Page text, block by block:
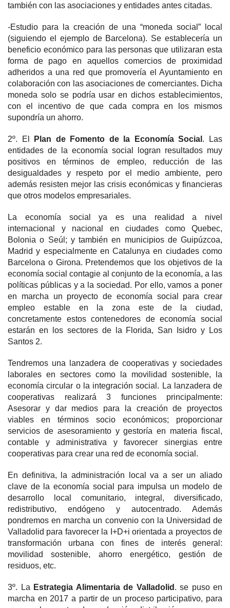
también con las asociaciones y entidades antes citadas.
-Estudio para la creación de una “moneda social” local
(siguiendo el ejemplo de Barcelona). Se establecería un
beneficio económico para las personas que utilizaran esta
forma de pago en aquellos comercios de proximidad
adheridos a una red que promovería el Ayuntamiento en
colaboración con las asociaciones de comerciantes. Dicha
moneda solo se podría usar en dichos establecimientos,
con el incentivo de que cada compra en los mismos
supondría un ahorro.
2º. El Plan de Fomento de la Economía Social . Las
entidades de la economía social logran resultados muy
positivos en términos de empleo, reducción de las
desigualdades y respeto por el medio ambiente, pero
además resisten mejor las crisis económicas y financieras
que otros modelos empresariales.
La economía social ya es una realidad a nivel
internacional y nacional en ciudades como Quebec,
Bolonia o Seúl; y también en municipios de Guipúzcoa,
Madrid y especialmente en Catalunya en ciudades como
Barcelona o Girona. Pretendemos que los objetivos de la
economía social contagie al conjunto de la economía, a las
políticas públicas y a la sociedad. Por ello, vamos a poner
en marcha un proyecto de economía social para crear
empleo estable en la zona este de la ciudad,
concretamente estos contenedores de economía social
estarán en los sectores de la Florida, San Isidro y Los
Santos 2.
Tendremos una lanzadera de cooperativas y sociedades
laborales en sectores como la movilidad sostenible, la
economía circular o la integración social. La lanzadera de
cooperativas realizará 3 funciones principalmente:
Asesorar y dar medios para la creación de proyectos
viables en términos socio económicos; proporcionar
servicios de asesoramiento y gestoría en materia fiscal,
contable y administrativa y favorecer sinergias entre
cooperativas para crear una red de economía social.
En definitiva, la administración local va a ser un aliado
clave de la economía social para impulsa un modelo de
desarrollo local comunitario, integral, diversificado,
redistributivo, endógeno y autocentrado. Además
pondremos en marcha un convenio con la Universidad de
Valladolid para favorecer la I+D+i orientada a proyectos de
transformación urbana con fines de interés general:
movilidad sostenible, ahorro energético, gestión de
residuos, etc.
3º. La Estrategia Alimentaria de Valladolid . se puso en
marcha en 2017 a partir de un proceso participativo, para